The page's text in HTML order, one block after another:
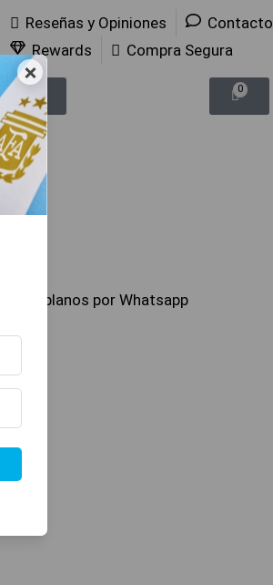
×
Reseñas y Opiniones Contacto
Rewards
Compra Segura
0
Hablanos por Whatsapp